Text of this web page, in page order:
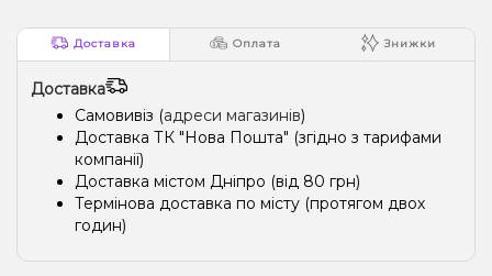
Доставка Оплата Знижки
Доставка
Самовивіз (адреси магазинів)
Доставка ТК "Нова Пошта" (згідно з тарифами
компанії)
Доставка містом Дніпро (від 80 грн)
Термінова доставка по місту (протягом двох
годин)